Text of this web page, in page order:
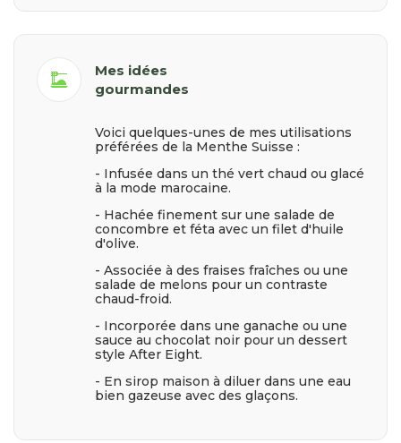
dinner_dining
Mes idées
gourmandes
Voici quelques-unes de mes utilisations
préférées de la Menthe Suisse :
- Infusée dans un thé vert chaud ou glacé
à la mode marocaine.
- Hachée finement sur une salade de
concombre et féta avec un filet d'huile
d'olive.
- Associée à des fraises fraîches ou une
salade de melons pour un contraste
chaud-froid.
- Incorporée dans une ganache ou une
sauce au chocolat noir pour un dessert
style After Eight.
- En sirop maison à diluer dans une eau
bien gazeuse avec des glaçons.